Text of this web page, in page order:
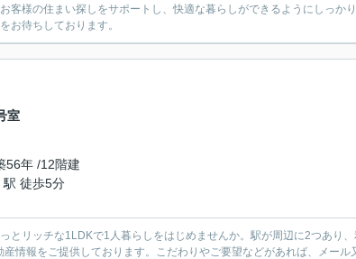
客様の住まい探しをサポートし、快適な暮らしができるようにしっか
お待ちしております。
室
56年 /12階建
駅 徒歩5分
とリッチな1LDKで1人暮らしをはじめませんか。駅が周辺に2つあり
情報をご提供しております。こだわりやご要望などがあれば、メール